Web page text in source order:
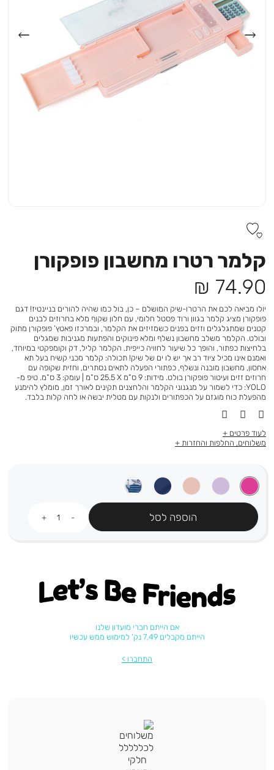
קלמר רטרו מחשבון פופקורן
מחיר
מוצר
74.90 ₪
יולו מביאה לכם את הרטרו-שיק המושלם – כן, בול כמו שהיה להורים בניינטיז! דגם
פופקורן מציג קלמר בגוון ורוד פסטל חלומי, עם חלון שקוף מלא בחרוזים לבנים
קטנים שמתגלגלים וזזים בפנים כשמזיזים את הקלמר, ובמרכזו פאטץ’ פופקורן מתוק
ובולט. הקלמר משלב מחשבון נשלף ומלא פינוקים והפתעות מגניבות שמגלים
בלחיצות כפתור, והופך כל שיעור לחוויה כייפית. הקלמר קליל, דק וקומפקטי במיוחד,
ואמנם אינו מכיל ציוד רב אך יש לו ים של שיק! תכולה: קלמר מכני קשיח בעל תא
אחסון, מחשבון מובנה ונשלף, כפתורי הפעלה לתאים נסתרים, וחזית שקופה עם
חרוזים זזים ועיטור פופקורן בולט. מידות: 9 ס”מ X ‏25.5 ס”מ | עומק: 3 ס”מ. טיפ מ-
YOLO: כדי לשמור על מנגנוני הקלמר והלחצנים תקינים לאורך זמן, מומלץ להימנע
מהפעלת כוח מוגזם על הכפתורים ולנקות עם מטלית יבשה או לחה קלות בלבד.
לעוד פרטים
משלוחים, החלפות והחזרות
הוספה לסל
Let's be friends
אם הייתם חברי מועדון שלנו
הייתם מקבלים 7.49 נק' למימוש ממש עכשיו
התחברו